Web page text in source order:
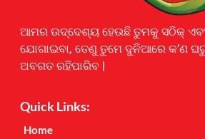
ଆମର ଉଦ୍ଦେଶ୍ୟ ହେଉଛି ତୁମକୁ ସଠିକ୍
ଯୋଗାଇବା, ତେଣୁ ତୁମେ ଦୁନିଆରେ କ’ଣ
ଅବଗତ ରହିପାରିବ |
Quick Links:
Home